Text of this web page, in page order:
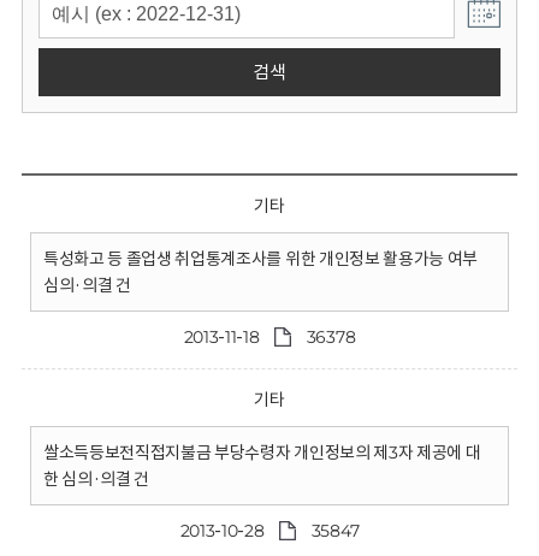
검색
기타
특성화고 등 졸업생 취업통계조사를 위한 개인정보 활용가능 여부
심의·의결 건
2013-11-18 36378
기타
쌀소득등보전직접지불금 부당수령자 개인정보의 제3자 제공에 대
한 심의·의결 건
2013-10-28 35847